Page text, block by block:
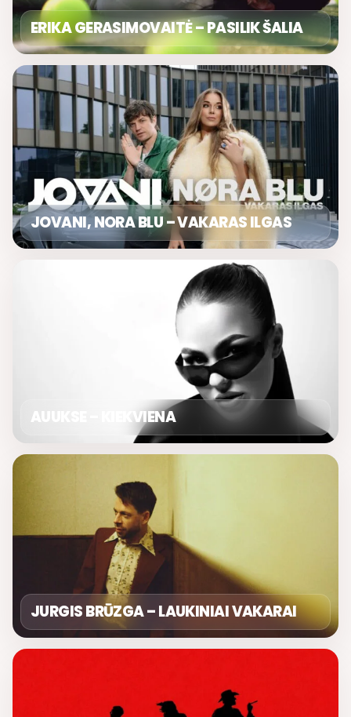
ERIKA GERASIMOVAITĖ – PASILIK ŠALIA
JOVANI, NORA BLU – VAKARAS ILGAS
AUUKSE – KIEKVIENA
JURGIS BRŪZGA – LAUKINIAI VAKARAI